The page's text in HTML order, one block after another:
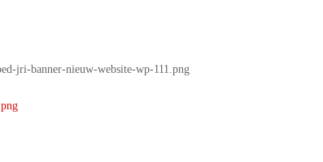
jri-banner-nieuw-website-wp-111.png